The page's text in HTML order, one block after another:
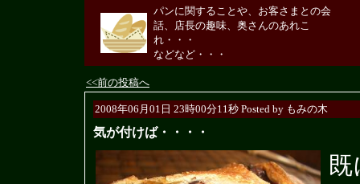
パンに関することや、お客さまとの会
話、店長の趣味、奥さんのあれこ
れ・・・
などなど・・・
<<前の投稿へ
2008年06月01日 23時00分11秒 Posted by もみの木
気が付けば・・・・